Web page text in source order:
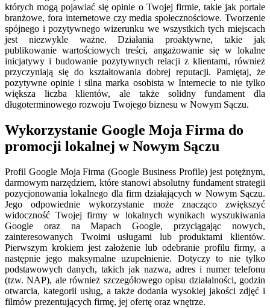
których mogą pojawiać się opinie o Twojej firmie, takie jak portale
branżowe, fora internetowe czy media społecznościowe. Tworzenie
spójnego i pozytywnego wizerunku we wszystkich tych miejscach
jest niezwykle ważne. Działania proaktywne, takie jak
publikowanie wartościowych treści, angażowanie się w lokalne
inicjatywy i budowanie pozytywnych relacji z klientami, również
przyczyniają się do kształtowania dobrej reputacji. Pamiętaj, że
pozytywne opinie i silna marka osobista w Internecie to nie tylko
większa liczba klientów, ale także solidny fundament dla
długoterminowego rozwoju Twojego biznesu w Nowym Sączu.
Wykorzystanie Google Moja Firma do
promocji lokalnej w Nowym Sączu
Profil Google Moja Firma (Google Business Profile) jest potężnym,
darmowym narzędziem, które stanowi absolutny fundament strategii
pozycjonowania lokalnego dla firm działających w Nowym Sączu.
Jego odpowiednie wykorzystanie może znacząco zwiększyć
widoczność Twojej firmy w lokalnych wynikach wyszukiwania
Google oraz na Mapach Google, przyciągając nowych,
zainteresowanych Twoimi usługami lub produktami klientów.
Pierwszym krokiem jest założenie lub odebranie profilu firmy, a
następnie jego maksymalne uzupełnienie. Dotyczy to nie tylko
podstawowych danych, takich jak nazwa, adres i numer telefonu
(tzw. NAP), ale również szczegółowego opisu działalności, godzin
otwarcia, kategorii usług, a także dodania wysokiej jakości zdjęć i
filmów prezentujących firmę, jej ofertę oraz wnętrze.